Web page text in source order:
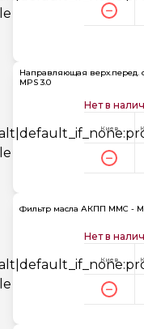
Направляющая верх.перед.
MPS 3.0
Нет в
Киев
Фильтр масла АКПП MMC -
Нет в
Киев